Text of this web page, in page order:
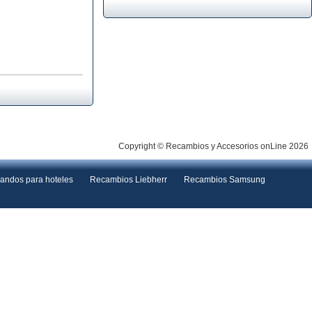
Copyright © Recambios y Accesorios onLine 2026
para hoteles Recambios Liebherr Recambios Samsung